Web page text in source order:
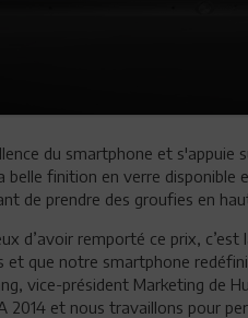
du smartphone et s'appuie
belle finition en verre
de prendre des groufies en
d’avoir remporté ce prix,
et que notre smartphone
vice-président Marketing de
2014 et nous travaillons pour